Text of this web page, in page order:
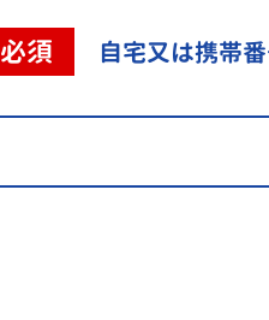
必須 自宅又は携帯